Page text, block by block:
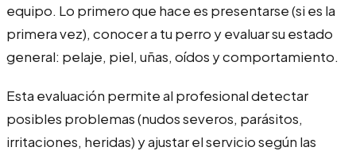
equipo. Lo primero que hace es presentarse (si es la
primera vez), conocer a tu perro y evaluar su estado
general: pelaje, piel, uñas, oídos y comportamiento.
Esta evaluación permite al profesional detectar
posibles problemas (nudos severos, parásitos,
irritaciones, heridas) y ajustar el servicio según las